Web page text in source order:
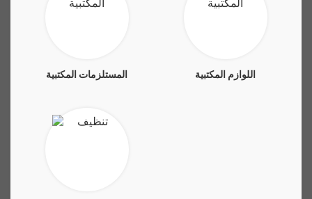
المستلزمات المكتبية اللوازم المكتبية